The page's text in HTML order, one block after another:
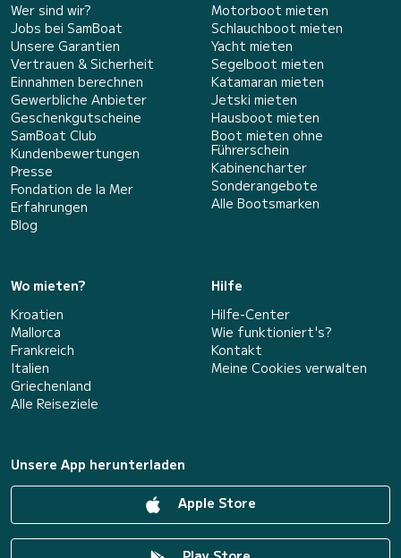
Wer sind wir?
Jobs bei SamBoat
Unsere Garantien
Vertrauen & Sicherheit
Einnahmen berechnen
Gewerbliche Anbieter
Geschenkgutscheine
SamBoat Club
Kundenbewertungen
Presse
Fondation de la Mer
Erfahrungen
Blog
Motorboot mieten
Schlauchboot mieten
Yacht mieten
Segelboot mieten
Katamaran mieten
Jetski mieten
Hausboot mieten
Boot mieten ohne
Führerschein
Kabinencharter
Sonderangebote
Alle Bootsmarken
Wo mieten?
Kroatien
Mallorca
Frankreich
Italien
Griechenland
Alle Reiseziele
Hilfe
Hilfe-Center
Wie funktioniert's?
Kontakt
Meine Cookies verwalten
Unsere App herunterladen
Apple Store